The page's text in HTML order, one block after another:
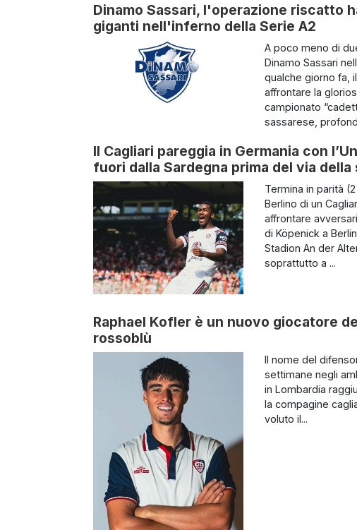
Dinamo Sassari, l'operazione riscatto
giganti nell'inferno della Serie A2
A poco meno di
Dinamo Sassari
qualche giorno fa,
affrontare la
campionato
sassarese,
Il Cagliari pareggia in Germania con
fuori dalla Sardegna prima del via
Termina in parità
Berlino di un
affrontare
di Köpenick a
Stadion An der
soprattutto a ...
Raphael Kofler è un nuovo giocatore
rossoblù
Il nome del
settimane negli
in Lombardia
la compagine
voluto il...